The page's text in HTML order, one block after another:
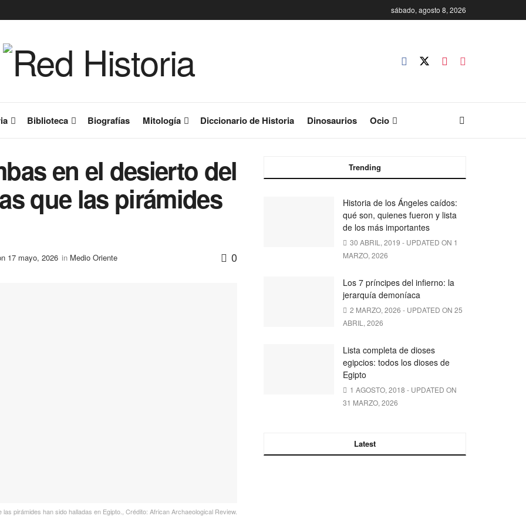
sábado, agosto 8, 2026
Biblioteca Biografías Mitología Diccionario de Historia Dinosaurios Ocio
en el desierto del
que las pirámides
17 mayo, 2026 in Medio Oriente 0
pirámides han sido halladas en Egipto., Crédito: African Archaeological Review.
Trending
Historia de los Ángeles caídos:
qué son, quienes fueron y lista
de los más importantes
30 ABRIL, 2019 - UPDATED ON 1
MARZO, 2026
Los 7 príncipes del infierno: la
jerarquía demoníaca
2 MARZO, 2026 - UPDATED ON 25
ABRIL, 2026
Lista completa de dioses
egipcios: todos los dioses de
Egipto
1 AGOSTO, 2018 - UPDATED ON
31 MARZO, 2026
Latest